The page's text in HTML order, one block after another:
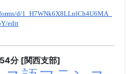
d/1_H7WNk6X8LLnlCh4U6MA_
edit
分 [関西支部]